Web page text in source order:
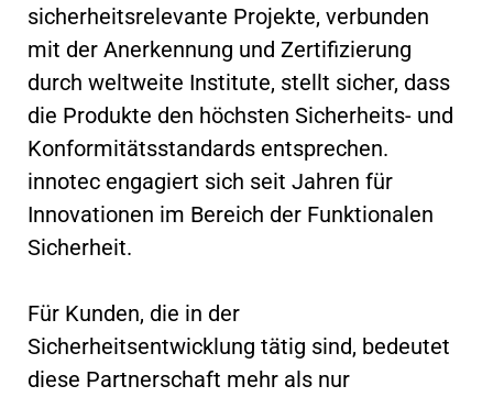
sicherheitsrelevante Projekte, verbunden
mit der Anerkennung und Zertifizierung
durch weltweite Institute, stellt sicher, dass
die Produkte den höchsten Sicherheits- und
Konformitätsstandards entsprechen.
innotec engagiert sich seit Jahren für
Innovationen im Bereich der Funktionalen
Sicherheit.
Für Kunden, die in der
Sicherheitsentwicklung tätig sind, bedeutet
diese Partnerschaft mehr als nur